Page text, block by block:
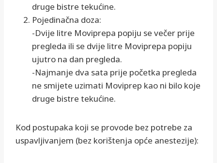
druge bistre tekućine.
Pojedinačna doza:
-Dvije litre Moviprepa popiju se večer prije
pregleda ili se dvije litre Moviprepa popiju
ujutro na dan pregleda.
-Najmanje dva sata prije početka pregleda
ne smijete uzimati Moviprep kao ni bilo koje
druge bistre tekućine.
Kod postupaka koji se provode bez potrebe za
uspavljivanjem (bez korištenja opće anestezije):